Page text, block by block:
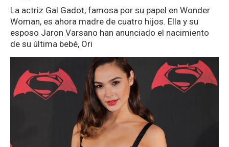
La actriz Gal Gadot, famosa por su papel en Wonder
Woman, es ahora madre de cuatro hijos. Ella y su
esposo Jaron Varsano han anunciado el nacimiento
de su última bebé, Ori